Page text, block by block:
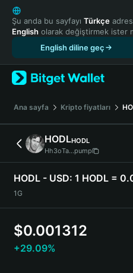
English
日本語
Tiếng Việt
Español (Latinoamérica)
Türkçe
Français
Deutsch
简体中文
繁體中文
Português (Portugal)
Bahasa Indonesia
ภาษาไทย
हिन्दी
Español
Português (Brasil)
Şu anda bu sayfayı Türkçe
English olarak değiştirmek ister
English diline geç
Ana sayfa Kripto fiyatları
HODLHODL
Hh3oTa...pump
HODL - USD: 1 HODL =
1G
$0.001312
+29.09%